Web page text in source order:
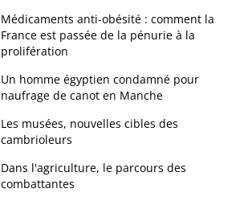
Médicaments anti-obésité : comment la
France est passée de la pénurie à la
prolifération
Un homme égyptien condamné pour
naufrage de canot en Manche
Les musées, nouvelles cibles des
cambrioleurs
Dans l'agriculture, le parcours des
combattantes